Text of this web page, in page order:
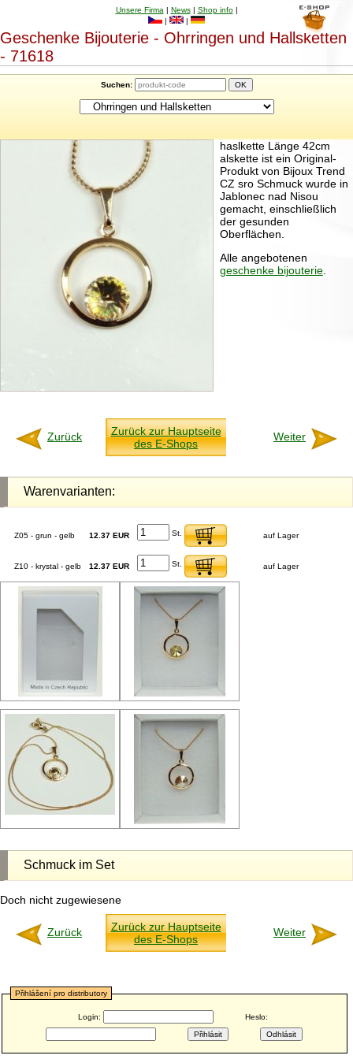
Unsere Firma | News| Shop info|
|
|
Geschenke Bijouterie - Ohrringen und Hallsketten
- 71618
Suchen:
haslkette Länge 42cm
alskette ist ein Original-
Produkt von Bijoux Trend
CZ sro Schmuck wurde in
Jablonec nad Nisou
gemacht, einschließlich
der gesunden
Oberflächen.
Alle angebotenen
geschenke bijouterie.
Zurück
Zurück zur Hauptseite
des E-Shops
Weiter
Warenvarianten:
Z05 - grun - gelb 12.37 EUR St. auf Lager
Z10 - krystal - gelb 12.37 EUR St. auf Lager
Schmuck im Set
Doch nicht zugewiesene
Zurück
Zurück zur Hauptseite
des E-Shops
Weiter
Přihlášení pro distributory
Login: Heslo: